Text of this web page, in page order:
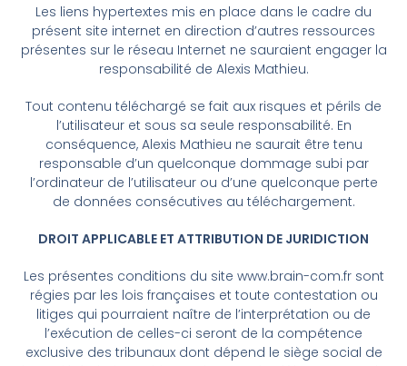
Les liens hypertextes mis en place dans le cadre du
présent site internet en direction d’autres ressources
présentes sur le réseau Internet ne sauraient engager la
responsabilité de Alexis Mathieu.
Tout contenu téléchargé se fait aux risques et périls de
l’utilisateur et sous sa seule responsabilité. En
conséquence, Alexis Mathieu ne saurait être tenu
responsable d’un quelconque dommage subi par
l’ordinateur de l’utilisateur ou d’une quelconque perte
de données consécutives au téléchargement.
DROIT APPLICABLE ET ATTRIBUTION DE JURIDICTION
Les présentes conditions du site www.brain-com.fr sont
régies par les lois françaises et toute contestation ou
litiges qui pourraient naître de l’interprétation ou de
l’exécution de celles-ci seront de la compétence
exclusive des tribunaux dont dépend le siège social de